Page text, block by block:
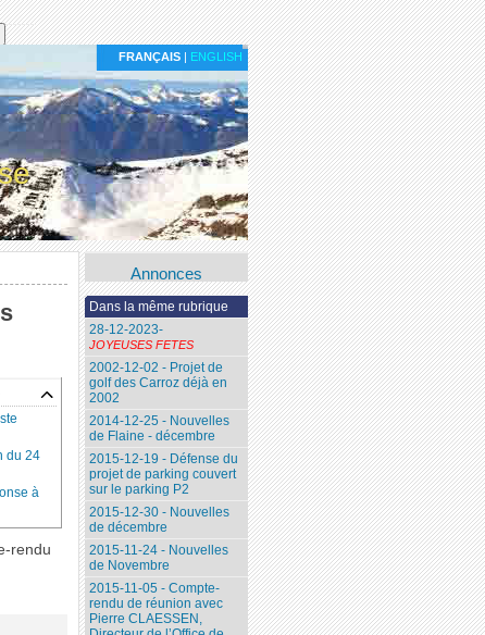
du 24
à
rendu
Annonces
Dans la même rubrique
28-12-2023-
JOYEUSES FETES
2002-12-02 - Projet de
golf des Carroz déjà en
2002
2014-12-25 - Nouvelles
de Flaine - décembre
2015-12-19 - Défense du
projet de parking couvert
sur le parking P2
2015-12-30 - Nouvelles
de décembre
2015-11-24 - Nouvelles
de Novembre
2015-11-05 - Compte-
rendu de réunion avec
Pierre CLAESSEN,
FRANÇAIS | ENGLISH